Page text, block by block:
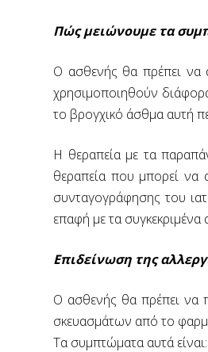
Πώς μειώνουμε τα
Ο ασθενής θα πρέπει να
χρησιμοποιηθούν
το βρογχικό άσθμα αυτή
Η θεραπεία με τα
θεραπεία που μπορεί να
συνταγογράφησης του
επαφή με τα
Επιδείνωση της
Ο ασθενής θα πρέπει να
σκευασμάτων από το
Τα συμπτώματα αυτά είναι: